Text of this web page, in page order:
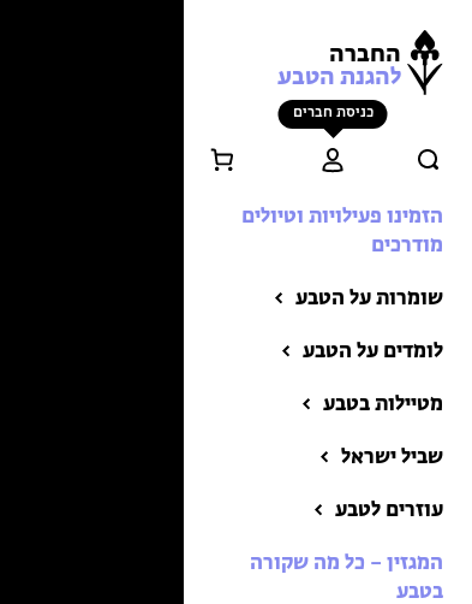
החברה
להגנת הטבע
כניסת חברים
הזמינו פעילויות וטיולים
מודרכים
שומרות על הטבע
לומדים על הטבע
מטיילות בטבע
הזמינו פעילויות וטיולים
טיולים למבוגרים: ארץ
שביל ישראל
עוזרים לטבע
המגזין – כל מה שקורה
בטבע